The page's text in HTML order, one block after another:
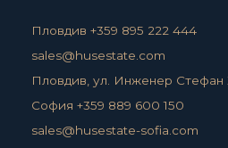
Пловдив +359 895 222 444
sales@husestate.com
Пловдив, ул. Инженер Стефан
София +359 889 600 150
sales@husestate-sofia.com